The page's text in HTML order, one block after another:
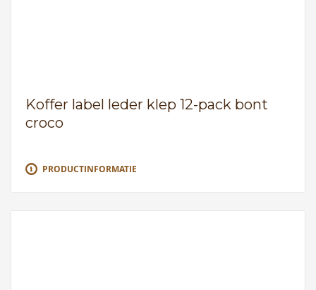
Koffer label leder klep 12-pack bont
croco
PRODUCTINFORMATIE